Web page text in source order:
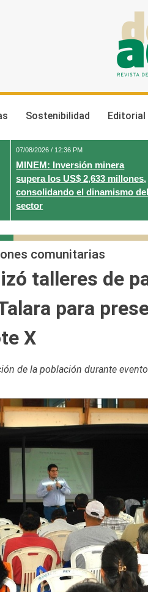
Sostenibilidad Editorial
07/08/2026 / 12:36 PM
MINEM: Inversión minera
supera los US$ 2,633 millones,
consolidando el dinamismo del
sector
comunitarias
talleres de
para
X
de la población durante